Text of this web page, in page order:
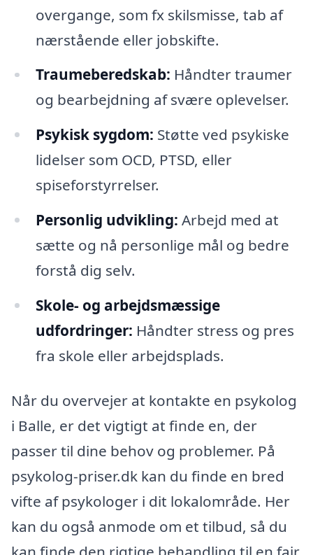
overgange, som fx skilsmisse, tab af
nærstående eller jobskifte.
Traumeberedskab: Håndter traumer
og bearbejdning af svære oplevelser.
Psykisk sygdom: Støtte ved psykiske
lidelser som OCD, PTSD, eller
spiseforstyrrelser.
Personlig udvikling: Arbejd med at
sætte og nå personlige mål og bedre
forstå dig selv.
Skole- og arbejdsmæssige
udfordringer: Håndter stress og pres
fra skole eller arbejdsplads.
Når du overvejer at kontakte en psykolog
i Balle, er det vigtigt at finde en, der
passer til dine behov og problemer. På
psykolog-priser.dk kan du finde en bred
vifte af psykologer i dit lokalområde. Her
kan du også anmode om et tilbud, så du